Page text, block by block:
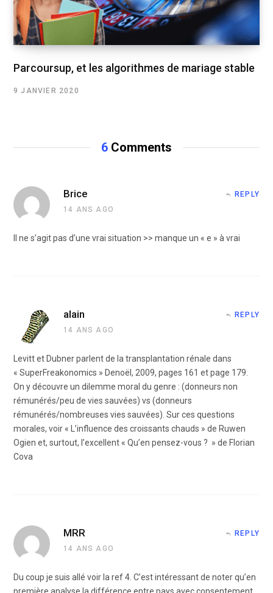
Parcoursup, et les algorithmes de mariage stable
9 JANVIER 2020
6 Comments
Brice
14 ANS AGO
REPLY
Il ne s’agit pas d’une vrai situation >> manque un « e » à vrai
alain
14 ANS AGO
REPLY
Levitt et Dubner parlent de la transplantation rénale dans
« SuperFreakonomics » Denoël, 2009, pages 161 et page 179.
On y découvre un dilemme moral du genre : (donneurs non
rémunérés/peu de vies sauvées) vs (donneurs
rémunérés/nombreuses vies sauvées). Sur ces questions
morales, voir « L’influence des croissants chauds » de Ruwen
Ogien et, surtout, l’excellent « Qu’en pensez-vous ? » de Florian
Cova
MRR
14 ANS AGO
REPLY
Du coup je suis allé voir la ref 4. C’est intéressant de noter qu’en
première analyse la différence entre pays avec consentement